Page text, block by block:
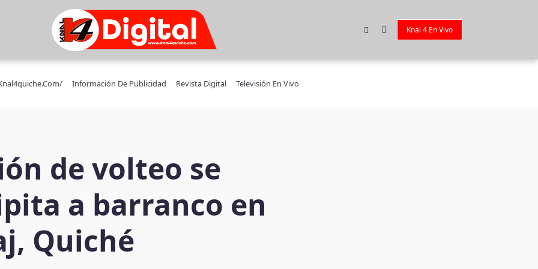
Knal 4 En Vivo
Información De Publicidad Revista Digital Televisión En Vivo
de volteo se
a barranco en
Quiché